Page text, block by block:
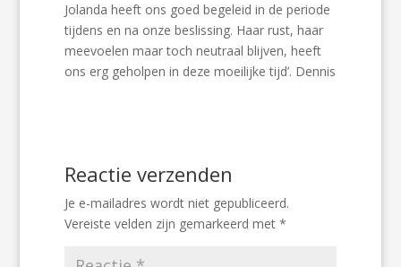
Jolanda heeft ons goed begeleid in de periode
tijdens en na onze beslissing. Haar rust, haar
meevoelen maar toch neutraal blijven, heeft
ons erg geholpen in deze moeilijke tijd’. Dennis
Reactie verzenden
Je e-mailadres wordt niet gepubliceerd.
Vereiste velden zijn gemarkeerd met*